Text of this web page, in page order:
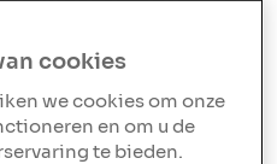
is NIBC (in 2022 nog
winnaar van de
Award’ voor beste
winnen van de ‘Gouden
cookies
we cookies om onze
en om u de
te bieden.